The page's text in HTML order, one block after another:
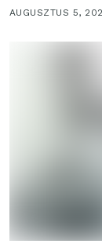
AUGUSZTUS 5,